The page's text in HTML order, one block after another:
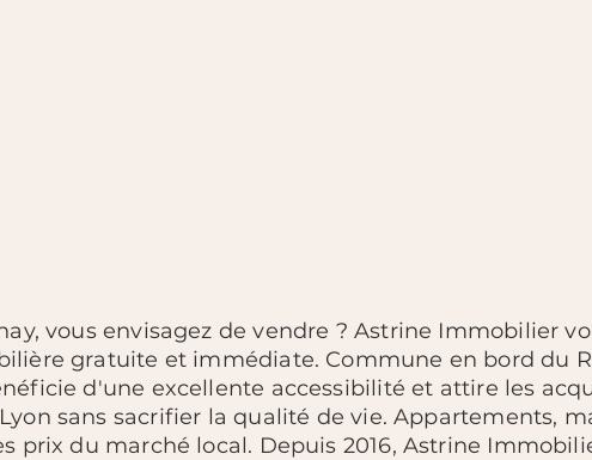
vous envisagez de vendre ? Astrine Immobilier
gratuite et immédiate. Commune en bord du
d'une excellente accessibilité et attire les
sans sacrifier la qualité de vie. Appartements,
prix du marché local. Depuis 2016, Astrine